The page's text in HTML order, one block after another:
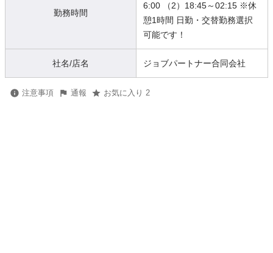
勤務時間
6:00 （2）18:45～02:15 ※休
憩1時間 日勤・交替勤務選択
可能です！
社名/店名 ジョブパートナー合同会社
注意事項 通報 お気に入り 2